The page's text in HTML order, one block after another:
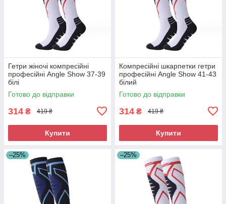
Гетри жіночі компресійні
професійні Angle Show 37-39
білі
Готово до відправки
314 ₴ 419 ₴
Купити
Компресійні шкарпетки гетри
професійні Angle Show 41-43
білий
Готово до відправки
314 ₴ 419 ₴
Купити
–25% –25%